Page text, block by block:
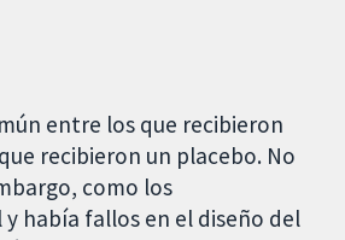
entre los que recibieron
recibieron un placebo. No
como los
había fallos en el diseño del